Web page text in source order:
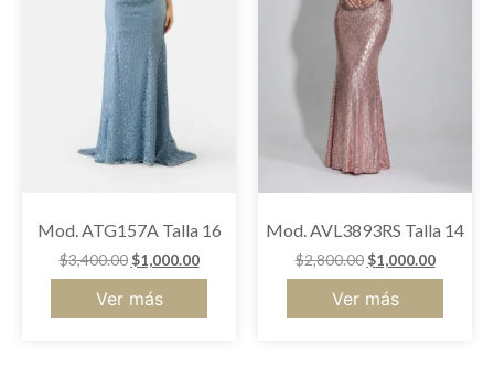
Mod. ATG157A Talla 16
$3,400.00 $1,000.00
Ver más
Mod. AVL3893RS Talla 14
$2,800.00 $1,000.00
Ver más